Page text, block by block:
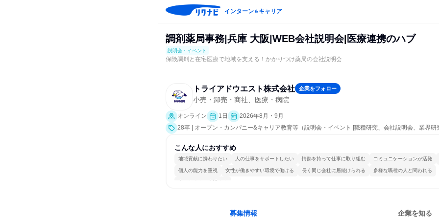
インターン＆キャリア
調剤薬局事務|兵庫 大阪|WEB会社説明会|医療連携のハブ
説明会・イベント
保険調剤と在宅医療で地域を支える！かかりつけ薬局の会社説明会
トライアドウエスト株式会社 企業をフォロー
小売・卸売・商社、医療・病院
オンライン 1日
2026年8月・9月
28卒 | オープン・カンパニー&キャリア教育等（説明会・イベント [職種研究、会社説明会、業界研
こんな人におすすめ
地域貢献に携わりたい 人の仕事をサポートしたい 情熱を持って仕事に取り組む コミュニケーションが活発
個人の能力を重視 女性が働きやすい環境で働ける 長く同じ会社に居続けられる 多様な職種の人と関われる
人とたくさん会話する
募集情報 企業を知る